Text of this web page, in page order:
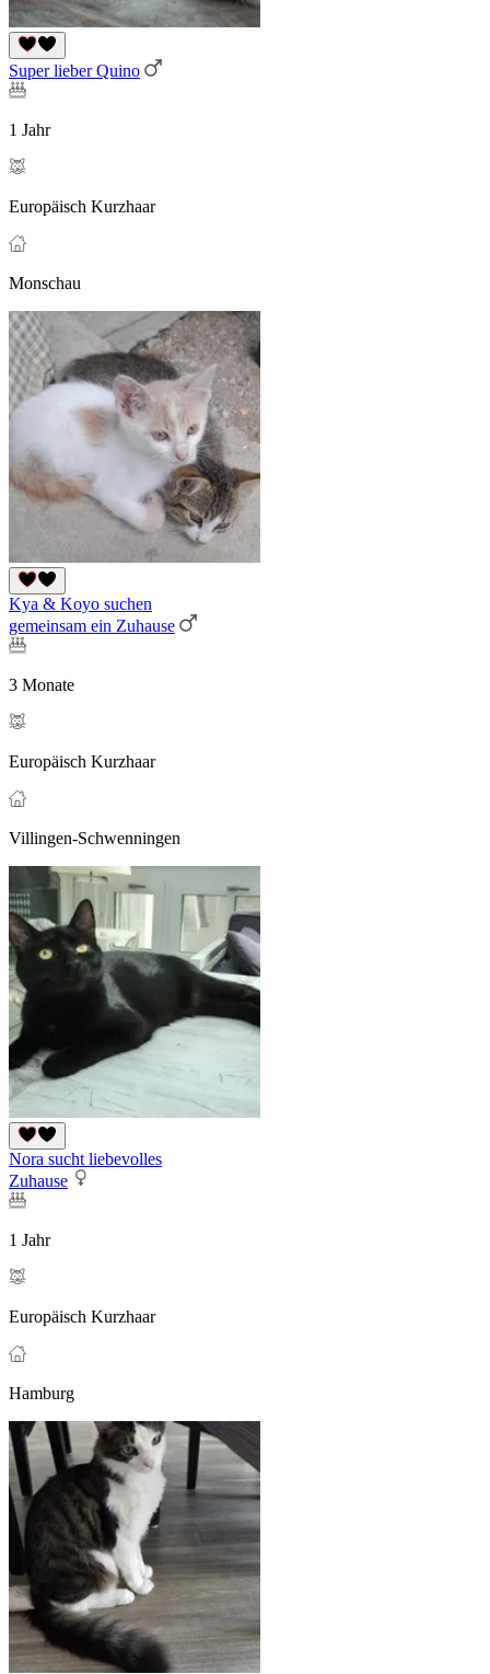
Super lieber Quino
1 Jahr
Europäisch Kurzhaar
Monschau
Kya & Koyo suchen
gemeinsam ein Zuhause
3 Monate
Europäisch Kurzhaar
Villingen-Schwenningen
Nora sucht liebevolles
Zuhause
1 Jahr
Europäisch Kurzhaar
Hamburg